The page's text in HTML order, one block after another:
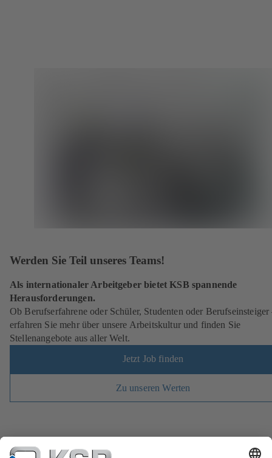
Werden Sie Teil unseres Teams!
Als internationaler Arbeitgeber bietet KSB spannende
Herausforderungen.
Ob Berufserfahrene oder Schüler, Studenten oder Berufseinsteiger
erfahren Sie mehr über unsere Arbeitskultur und finden Sie
Stellenangebote aus aller Welt.
Jetzt Job finden
Zu unseren Werten